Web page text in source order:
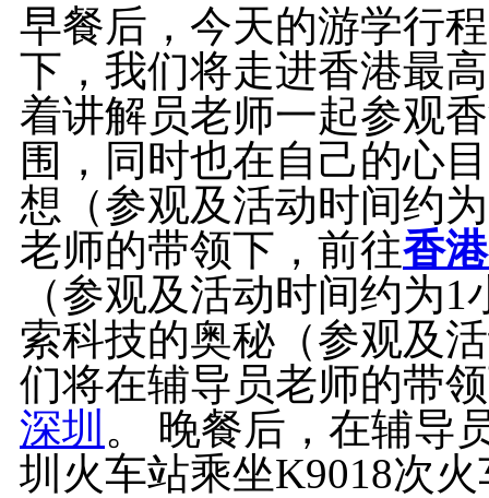
早餐后，今天的游学行
下，我们将走进香港最
着讲解员老师一起参观
围，同时也在自己的心
想（参观及活动时间约
老师的带领下，前往香
（参观及活动时间约为
索科技的奥秘（参观及
们将在辅导员老师的带
深圳 。 晚餐后，在辅导
圳火车站乘坐K9018次